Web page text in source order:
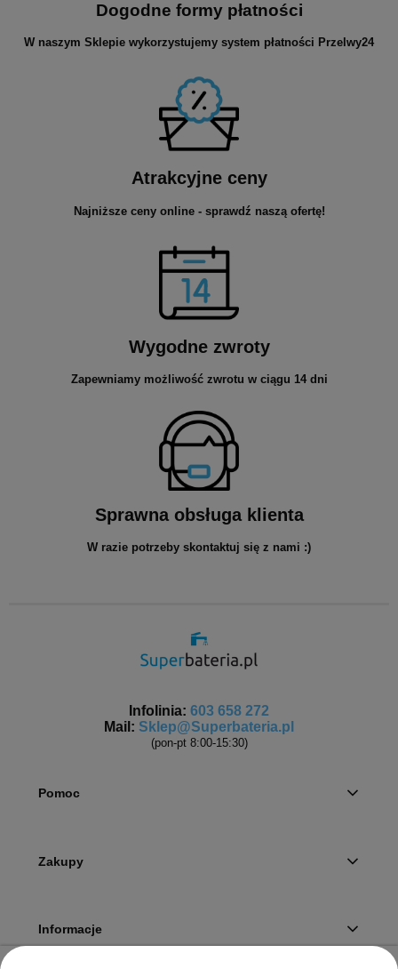
Dogodne formy płatności
W naszym Sklepie wykorzystujemy system płatności Przelwy24
Atrakcyjne ceny
Najniższe ceny online - sprawdź naszą ofertę!
Wygodne zwroty
Zapewniamy możliwość zwrotu w ciągu 14 dni
Sprawna obsługa klienta
W razie potrzeby skontaktuj się z nami :)
Infolinia: 603 658 272
Mail: Sklep@Superbateria.pl
(pon-pt 8:00-15:30)
Pomoc
Zakupy
Informacje